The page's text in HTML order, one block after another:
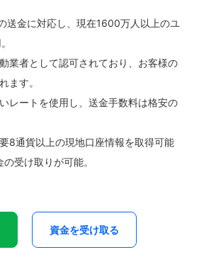
送金に対応し、現在1600万人以上のユ
業者として認可されており、お客様の
ます。
レートを使用し、送金手数料は格安の
8通貨以上の現地口座情報を取得可能
受け取りが可能。
資金を受け取る